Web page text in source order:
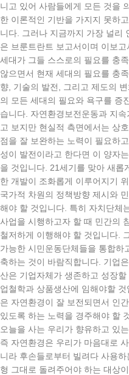
니고 있어 사람들에게 모든 것을
한 이론적인 기반을 가지지 못하
니다. 그러나 지금까지 가장 널리
은 브룬트란트 보고서이며 이보
세대가 그들 스스로의 필요를 충
않으면서 현재 세대의 필요를 충
향, 기술의 발전, 그리고 제도의
의 모든 세대의 필요와 욕구를 증
습니다. 자연환경보전운동과 지
고 보지만 현실적 측면에서는 상
점을 잘 보완하는 노력이 필요하
성이 발전이라고 한다면 이 양자
을 것입니다. 21세기를 맞아 새롭
한 개발이 조화롭게 이루어지기
국가적 차원의 정책방향 제시와
해야 할 것입니다. 특히 자치단체
사업을 시행하고자 할 때 민간의
철저하게 이행해야 할 것입니다.
가능한 시민운동단체들을 통합하
축하는 것이 바람직합니다. 기업
산은 기업자체가 생존하고 성장
업철학과 상품생산에 임해야할
은 자연환경이 잘 보전되면서 인
있도록 하는 노력을 경주해야 할
오늘을 사는 우리가 향유하고 있
즉 자연환경은 우리가 마음대로
니라 후손들로부터 빌려다 사용
형 그대로 돌려주어야 하는 대상